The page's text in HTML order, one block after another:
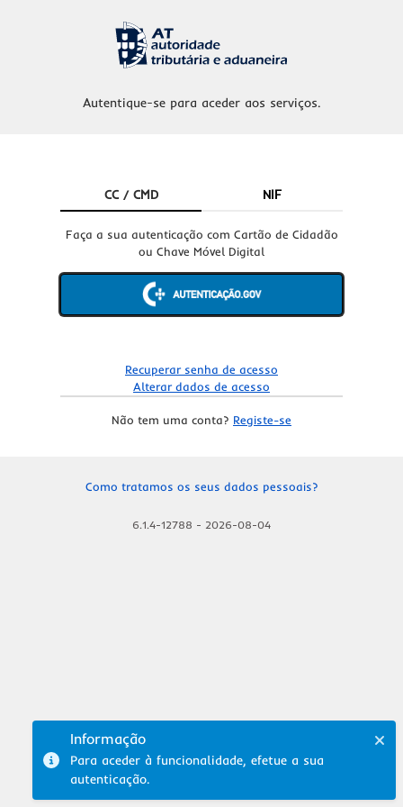
Autentique-se para aceder aos serviços.
CC / CMD NIF
Faça a sua autenticação com Cartão de Cidadão
ou Chave Móvel Digital
Recuperar senha de acesso
Alterar dados de acesso
Não tem uma conta? Registe-se
Como tratamos os seus dados pessoais?
6.1.4-12788 - 2026-08-04
Informação
Para aceder à funcionalidade, efetue a sua
autenticação.